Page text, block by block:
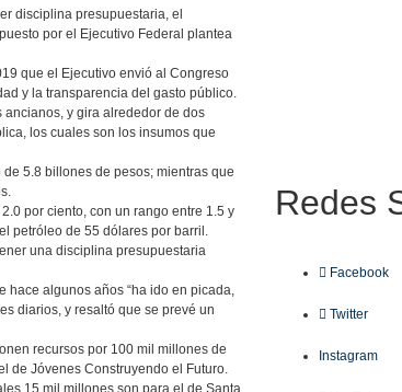
disciplina presupuestaria, el
por el Ejecutivo Federal plantea
que el Ejecutivo envió al Congreso
y la transparencia del gasto público.
ancianos, y gira alrededor de dos
los cuales son los insumos que
5.8 billones de pesos; mientras que
por ciento, con un rango entre 1.5 y
petróleo de 55 dólares por barril.
una disciplina presupuestaria
hace algunos años “ha ido en picada,
diarios, y resaltó que se prevé un
recursos por 100 mil millones de
de Jóvenes Construyendo el Futuro.
15 mil millones son para el de Santa
Redes
Facebook
Twitter
Instagram